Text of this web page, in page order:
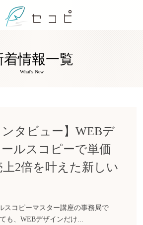
着情報一覧
What's New
ンタビュー】WEBデ
ルスコピーで単価
2倍を叶えた新しい
スコピーマスター講座の事務局で
も、WEBデザインだけ...